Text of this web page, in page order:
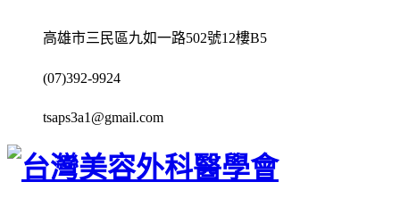
高雄市三民區九如一路502號12樓B5
(07)392-9924
tsaps3a1@gmail.com